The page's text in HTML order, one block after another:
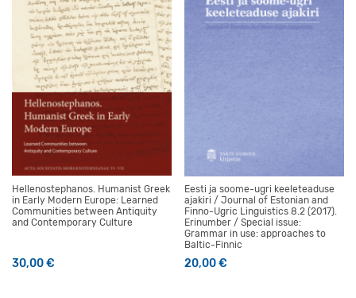
Hellenostephanos. Humanist Greek
in Early Modern Europe: Learned
Communities between Antiquity
and Contemporary Culture
30,00€
Eesti ja soome-ugri keeleteaduse
ajakiri / Journal of Estonian and
Finno-Ugric Linguistics 8.2 (2017).
Erinumber / Special issue:
Grammar in use: approaches to
Baltic-Finnic
20,00€